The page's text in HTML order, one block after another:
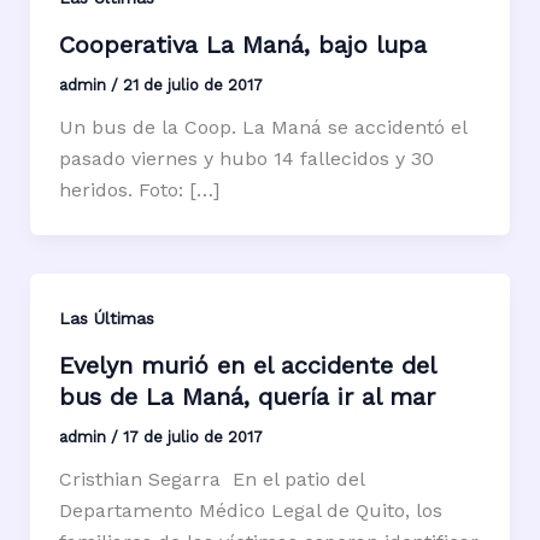
Cooperativa La Maná, bajo lupa
admin / 21 de julio de 2017
Un bus de la Coop. La Maná se accidentó el
pasado viernes y hubo 14 fallecidos y 30
heridos. Foto: […]
Las Últimas
Evelyn murió en el accidente del
bus de La Maná, quería ir al mar
admin / 17 de julio de 2017
Cristhian Segarra En el patio del
Departamento Médico Legal de Quito, los